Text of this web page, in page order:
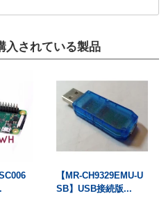
入されている製品
【MR-CH9329EMU-U
SB】USB接続版...